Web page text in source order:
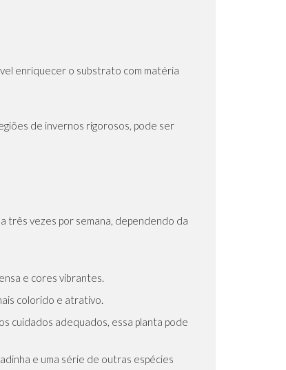
enriquecer o substrato com matéria
de invernos rigorosos, pode ser
três vezes por semana, dependendo da
e cores vibrantes.
colorido e atrativo.
cuidados adequados, essa planta pode
e uma série de outras espécies